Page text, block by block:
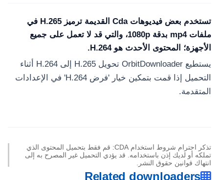
تستخدم بعض فيديوهات Cda القديمة ترميز H.265 في
ملفات mp4 بدقة 1080p، والتي قد لا تعمل على جميع
الأجهزة؛ المحتوى الأحدث هو H.264.
يستطيع OrbitDownloader تحويل H.265 إلى H.264 أثناء
التحميل إذا قمت بتمكين خيار 'فرض H.264' في الإعدادات
المتقدمة.
تذكر احترام شروط استخدام CDA: قم فقط بتحميل المحتوى الذي
تملكه أو لديك إذن باستخدامه. قد يؤدي التحميل غير المصرح به إلى
انتهاك قوانين حقوق النشر.
Related downloaders